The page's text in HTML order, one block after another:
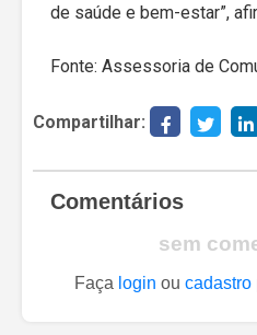
de saúde e bem-estar”,
Fonte: Assessoria de
Compartilhar:
Comentários
sem
Faça login ou cadastro